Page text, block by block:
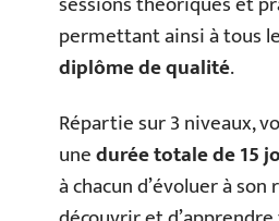
permettant ainsi à tous
diplôme de qualité.
Répartie sur 3 niveaux,
unedurée totale de 15
à chacun d’évoluer à